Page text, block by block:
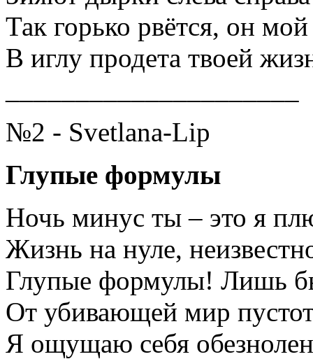
Так горько рвётся, он
В иглу продета твоей
№2 - Svetlana-Lip
Глупые формулы
Ночь минус ты – это я
Жизнь на нуле,
Глупые формулы! Лишь
От убивающей мир
Я ощущаю себя